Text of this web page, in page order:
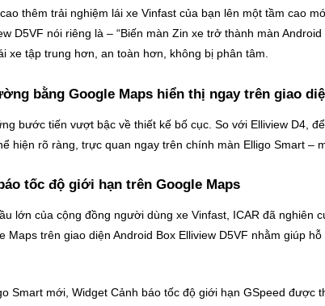
thêm trải nghiệm lái xe Vinfast của bạn lên một tầm cao
D5VF nói riêng là – “Biến màn Zin xe trở thành màn
xe tập trung hơn, an toàn hơn, không bị phân tâm.
bằng Google Maps hiển thị ngay trên giao
bước tiến vượt bậc về thiết kế bố cục. So với Elliview D4,
hiện rõ ràng, trực quan ngay trên chính màn Elligo Smart
tốc độ giới hạn trên Google Maps
lớn của cộng đồng người dùng xe Vinfast, ICAR đã
Maps trên giao diện Android Box Elliview D5VF nhằm giúp
Smart mới, Widget Cảnh báo tốc độ giới hạn GSpeed